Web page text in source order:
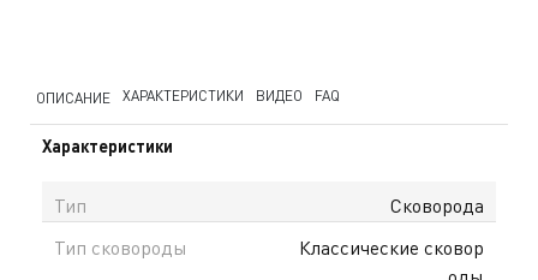
ОПИСАНИЕ ХАРАКТЕРИСТИКИ ВИДЕО FAQ
Характеристики
Тип
Сковорода
Тип сковороды
Классические сковор